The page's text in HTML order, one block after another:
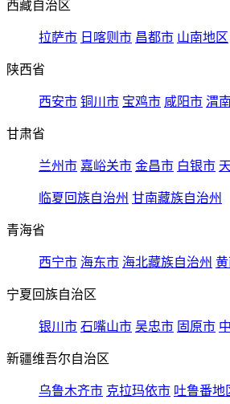
西藏自治区
拉萨市 日喀则市 昌都市 山南地区
陕西省
西安市 铜川市 宝鸡市 咸阳市 渭
甘肃省
兰州市 嘉峪关市 金昌市 白银市
临夏回族自治州 甘南藏族自治州
青海省
西宁市 海东市 海北藏族自治州
宁夏回族自治区
银川市 石嘴山市 吴忠市 固原市
新疆维吾尔自治区
乌鲁木齐市 克拉玛依市 吐鲁番地